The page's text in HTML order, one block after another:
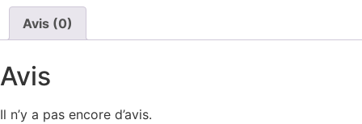
Avis (0)
Avis
Il n’y a pas encore d’avis.